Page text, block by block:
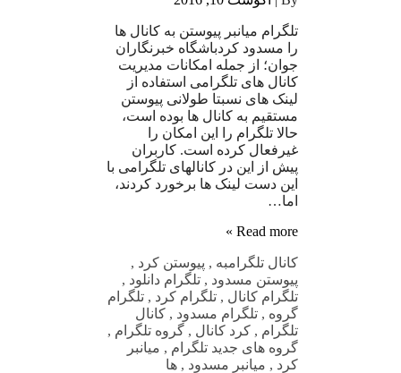
تلگرام میانبر پیوستن به کانال ها
را مسدود کردباشگاه خبرنگاران
جوان؛ از جمله امکانات مدیریت
کانال های تلگرامی استفاده از
لینک های نسبتا طولانی پیوستن
مستقیم به کانال ها بوده است،
حالا تلگرام را این امکان را
غیرفعال کرده است. کاربران
پیش از این در کانالهای تلگرامی با
این دست لینک ها برخورد کردند،
اما…
Read more »
کانال تلگرامبه , پیوستن کرد ,
پیوستن مسدود , تلگرام دانلود ,
تلگرام کانال , تلگرام کرد , تلگرام
گروه , تلگرام مسدود , کانال
تلگرام , کرد کانال , گروه تلگرام ,
گروه های جدید تلگرام , میانبر
کرد , میانبر مسدود , ها